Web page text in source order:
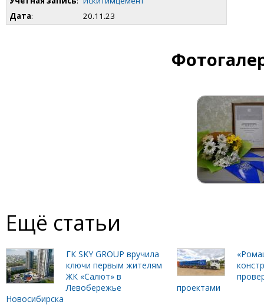
Дата: 20.11.23
Ещё статьи
ГК SKY GROUP вручила
ключи первым жителям
ЖК «Салют» в
Левобережье
Новосибирска
проектами